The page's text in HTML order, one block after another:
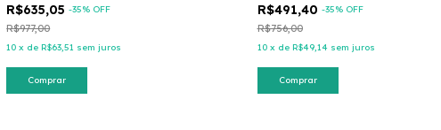
R$635,05-35% OFF
R$977,00
10 x deR$63,51 sem juros
Comprar
R$491,40 -35% OFF
R$756,00
10 x de R$49,14 sem juros
Comprar